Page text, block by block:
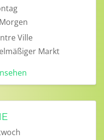
Morgen
Ville
Markt